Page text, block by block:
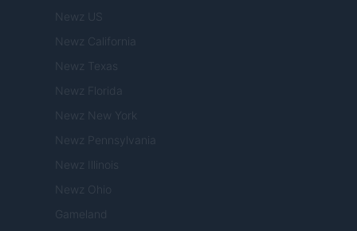
Newz US
Newz California
Newz Texas
Newz Florida
Newz New York
Newz Pennsylvania
Newz Illinois
Newz Ohio
Gameland